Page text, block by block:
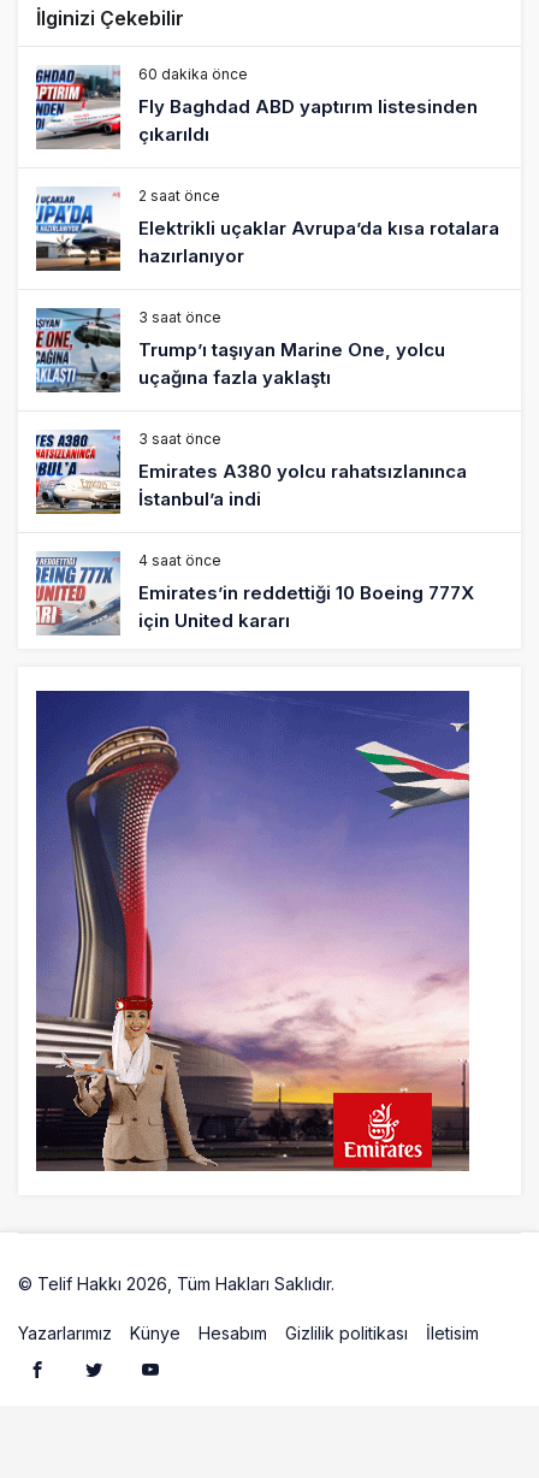
İlginizi Çekebilir
60 dakika önce
Fly Baghdad ABD yaptırım listesinden
çıkarıldı
2 saat önce
Elektrikli uçaklar Avrupa’da kısa rotalara
hazırlanıyor
3 saat önce
Trump’ı taşıyan Marine One, yolcu
uçağına fazla yaklaştı
3 saat önce
Emirates A380 yolcu rahatsızlanınca
İstanbul’a indi
4 saat önce
Emirates’in reddettiği 10 Boeing 777X
için United kararı
DHL uçağı havada cisimle çarpıştı,
havalimanında patlayıcı drone bulundu
5 saat önce
SpaceX Falcon 9’un ikinci kademesi
Ay’a çarptı
5 saat önce
Üniformasız Disiplin: Kabin Ekipleri Nasıl
Yolcu Olur?
21 saat önce
ISG’nin terminal memurlarından can
kurtaran hamle
© Telif Hakkı 2026, Tüm Hakları Saklıdır.
Yazarlarımız Künye Hesabım Gizlilik politikası İletisim